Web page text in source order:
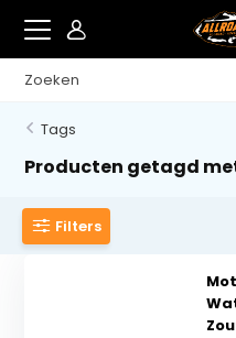
Tags
Producten getagd
Filters